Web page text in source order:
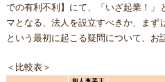
での有利不利】にて、「いざ起業！」
マとなる、法人を設立すべきか、まず
という最初に起こる疑問について、お
＜比較表＞